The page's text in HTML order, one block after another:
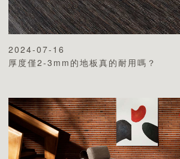
2024-07-16
厚度僅2-3mm的地板真的耐用嗎？